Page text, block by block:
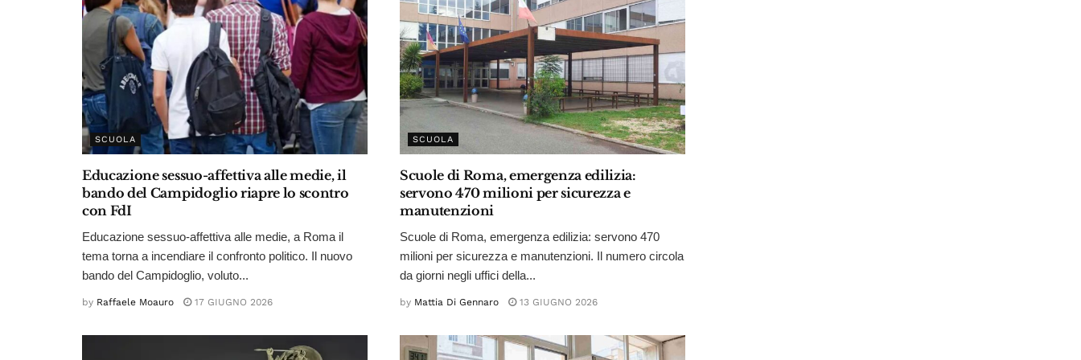
SCUOLA
Educazione sessuo-affettiva alle medie, il
bando del Campidoglio riapre lo scontro
con FdI
Educazione sessuo-affettiva alle medie, a Roma il
tema torna a incendiare il confronto politico. Il nuovo
bando del Campidoglio, voluto...
by Raffaele Moauro 17 GIUGNO 2026
SCUOLA
Scuole di Roma, emergenza edilizia:
servono 470 milioni per sicurezza e
manutenzioni
Scuole di Roma, emergenza edilizia: servono 470
milioni per sicurezza e manutenzioni. Il numero circola
da giorni negli uffici della...
by Mattia Di Gennaro 13 GIUGNO 2026